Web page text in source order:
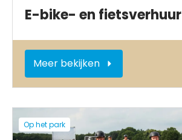
E-bike- en fietsverhuur
Meer bekijken
Op het park